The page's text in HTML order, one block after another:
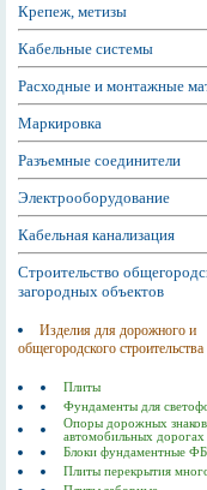
Крепеж, метизы
Кабельные системы
Расходные и монтажные
Маркировка
Разъемные соединители
Электрооборудование
Кабельная канализация
Строительство
загородных объектов
Изделия для дорожного и
общегородского строительства
Плиты
Фундаменты для
Опоры дорожных
автомобильных дорогах
Блоки фундаментные
Плиты перекрытия